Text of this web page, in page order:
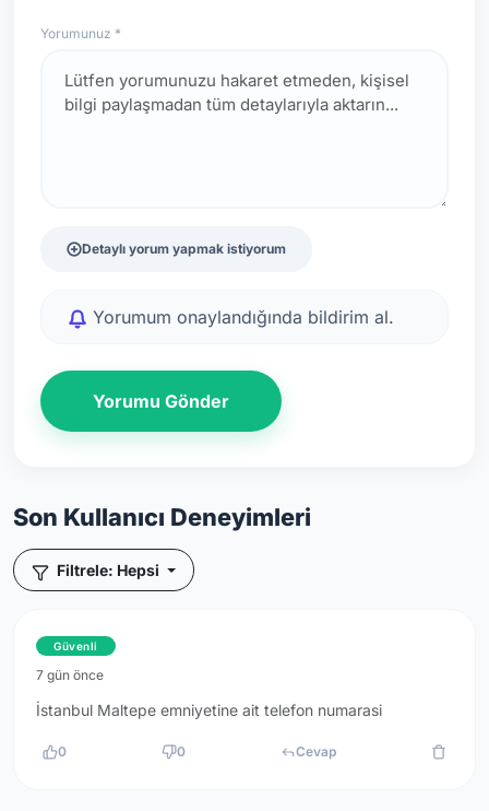
Yorumunuz *
Detaylı yorum yapmak istiyorum
Yorumum onaylandığında bildirim al.
Yorumu Gönder
Son Kullanıcı Deneyimleri
Filtrele: Hepsi
Güvenli
7 gün önce
İstanbul Maltepe emniyetine ait telefon numarasi
0 0 Cevap